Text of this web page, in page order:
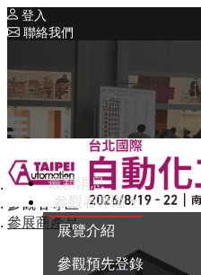
登入
聯絡我們
同期展覽
Intelligent Asia
系列展覽
Intelligent Asia Thailand
English
最新消息
參觀者專區
展覽介紹
參觀預先登錄
首頁
參觀者專區
參展商產品